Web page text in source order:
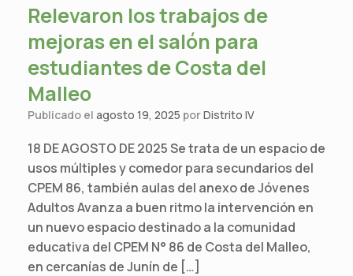
Relevaron los trabajos de
mejoras en el salón para
estudiantes de Costa del
Malleo
Publicado el agosto 19, 2025 porDistrito IV
18 DE AGOSTO DE 2025 Se trata de un espacio de
usos múltiples y comedor para secundarios del
CPEM 86, también aulas del anexo de Jóvenes
Adultos Avanza a buen ritmo la intervención en
un nuevo espacio destinado a la comunidad
educativa del CPEM N° 86 de Costa del Malleo,
en cercanías de Junín de […]